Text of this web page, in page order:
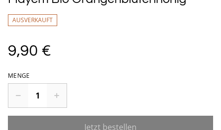
AUSVERKAUFT
9,90 €
MENGE
Jetzt bestellen